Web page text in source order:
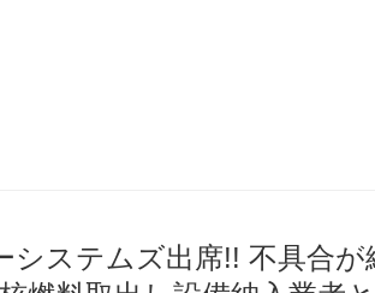
システムズ出席!! 不具合が